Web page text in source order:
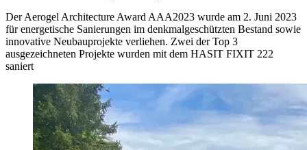
Der Aerogel Architecture Award AAA2023 wurde am 2. Juni 2023
für energetische Sanierungen im denkmalgeschützten Bestand sowie
innovative Neubauprojekte verliehen. Zwei der Top 3
ausgezeichneten Projekte wurden mit dem HASIT FIXIT 222
saniert